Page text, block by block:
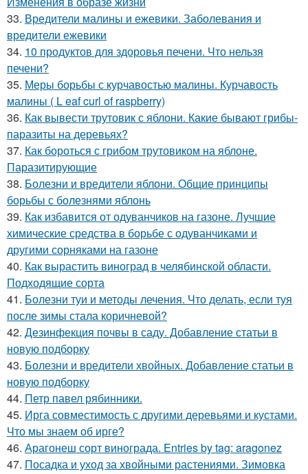
33. Вредители малины и ежевики. Заболевания и
вредители ежевики
34. 10 продуктов для здоровья печени. Что нельзя
печени?
35. Меры борьбы с курчавостью малины. Курчавость
малины ( L eaf curl of raspberry)
36. Как вывести трутовик с яблони. Какие бывают грибы-
паразиты на деревьях?
37. Как бороться с грибом трутовиком на яблоне.
Паразитирующие
38. Болезни и вредители яблони. Общие принципы
борьбы с болезнями яблонь
39. Как избавится от одуванчиков на газоне. Лучшие
химические средства в борьбе с одуванчиками и
другими сорняками на газоне
40. Как вырастить виноград в челябинской области.
Подходящие сорта
41. Болезни туи и методы лечения. Что делать, если туя
после зимы стала коричневой?
42. Дезинфекция почвы в саду. Добавление статьи в
новую подборку
43. Болезни и вредители хвойных. Добавление статьи в
новую подборку
44. Петр павел рябинники.
45. Ирга совместимость с другими деревьями и кустами.
Что мы знаем об ирге?
46. Арагонеш сорт винограда. Entries by tag: aragonez
47. Посадка и уход за хвойными растениями. Зимовка